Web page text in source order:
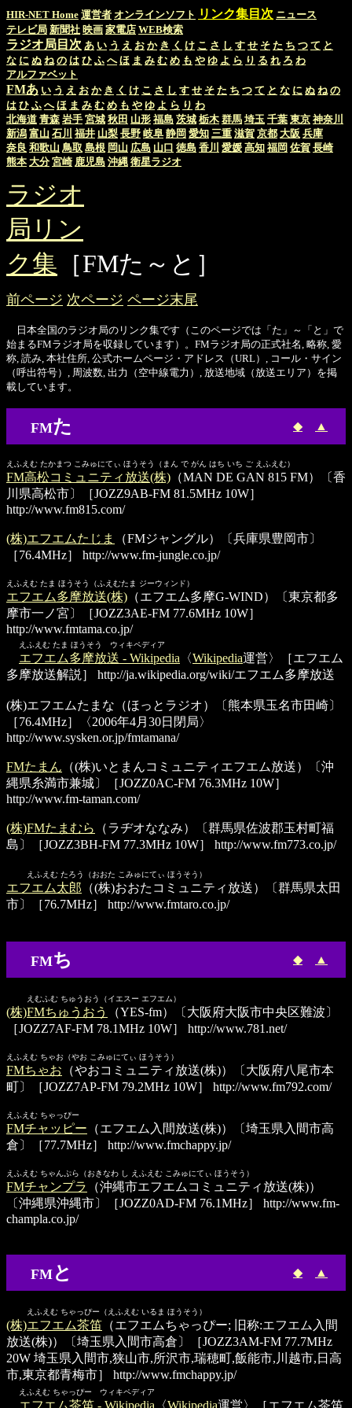
HIR-NET Home 運営者 オンラインソフト リンク集目次 ニュース
テレビ局 新聞社 映画 家電店 WEB検索
ラジオ局目次 あ い う え お か き く け こ さ し す せ そ た ち つ て と
な に ぬ ね の は ひ ふ へ ほ ま み む め も や ゆ よ ら り る れ ろ わ
アルファベット
FMあ い う え お か き く け こ さ し す せ そ た ち つ て と な に ぬ ね の
は ひ ふ へ ほ ま み む め も や ゆ よ ら り わ
北海道 青森 岩手 宮城 秋田 山形 福島 茨城 栃木 群馬 埼玉 千葉 東京 神奈川
新潟 富山 石川 福井 山梨 長野 岐阜 静岡 愛知 三重 滋賀 京都 大阪 兵庫
奈良 和歌山 鳥取 島根 岡山 広島 山口 徳島 香川 愛媛 高知 福岡 佐賀 長崎
熊本 大分 宮崎 鹿児島 沖縄 衛星ラジオ
ラジオ
局リン
ク集 ［FMた～と］
前ページ 次ページ ページ末尾
日本全国のラジオ局のリンク集です（このページでは「た」～「と」で
始まるFMラジオ局を収録しています）。FMラジオ局の正式社名, 略称, 愛
称, 読み, 本社住所, 公式ホームページ・アドレス（URL）, コール・サイン
（呼出符号）, 周波数, 出力（空中線電力）, 放送地域（放送エリア）を掲
載しています。
FMた ◆ ▲
えふえむ たかまつ こみゅにてぃ ほうそう（まん で がん はち いち ご えふえむ）
FM高松コミュニティ放送(株) （MAN DE GAN 815 FM）〔香
川県高松市〕［JOZZ9AB-FM 81.5MHz 10W］
http://www.fm815.com/
(株)エフエムたじま
（FMジャングル）〔兵庫県豊岡市〕
［76.4MHz］
http://www.fm-jungle.co.jp/
えふえむ たま ほうそう（ふえむたま ジーウィンド）
エフエム多摩放送(株) （エフエム多摩G-WIND）〔東京都多
摩市一ノ宮〕［JOZZ3AE-FM 77.6MHz 10W］
http://www.fmtama.co.jp/
えふえむ たま ほうそう ウィキペディア
エフエム多摩放送 - Wikipedia 〈Wikipedia運営〉［エフエム
多摩放送解説］
http://ja.wikipedia.org/wiki/エフエム多摩放送
(株)エフエムたまな （ほっとラジオ）〔熊本県玉名市田崎〕
［76.4MHz］〈2006年4月30日閉局〉
http://www.sysken.or.jp/fmtamana/
FMたまん （(株)いとまんコミュニティエフエム放送）〔沖
縄県糸満市兼城〕［JOZZ0AC-FM 76.3MHz 10W］
http://www.fm-taman.com/
(株)FMたまむら
（ラヂオななみ）〔群馬県佐波郡玉村町福
島〕［JOZZ3BH-FM 77.3MHz 10W］
http://www.fm773.co.jp/
えふえむ たろう（おおた こみゅにてぃ ほうそう）
エフエム太郎 （(株)おおたコミュニティ放送）〔群馬県太田
市〕［76.7MHz］
http://www.fmtaro.co.jp/
FMち ◆ ▲
えむふむ ちゅうおう（イエスー エフエム）
(株)FMちゅうおう
（YES-fm）〔大阪府大阪市中央区難波〕
［JOZZ7AF-FM 78.1MHz 10W］
http://www.781.net/
えふえむ ちゃお（やお こみゅにてぃ ほうそう）
FMちゃお （やおコミュニティ放送(株)）〔大阪府八尾市本
町〕［JOZZ7AP-FM 79.2MHz 10W］
http://www.fm792.com/
えふえむ ちゃっぴー
FMチャッピー （エフエム入間放送(株)）〔埼玉県入間市高
倉〕［77.7MHz］
http://www.fmchappy.jp/
えふえむ ちゃんぷら（おきなわ し えふえむ こみゅにてぃ ほうそう）
FMチャンプラ
（沖縄市エフエムコミュニティ放送(株)）
〔沖縄県沖縄市〕［JOZZ0AD-FM 76.1MHz］
http://www.fm-
champla.co.jp/
FM と ◆ ▲
えふえむ ちゃっぴー（えふえむ いるま ほうそう）
(株)エフエム茶笛 （エフエムちゃっぴー; 旧称:エフエム入間
放送(株)）〔埼玉県入間市高倉〕［JOZZ3AM-FM 77.7MHz
20W 埼玉県入間市,狭山市,所沢市,瑞穂町,飯能市,川越市,日高
市,東京都青梅市］
http://www.fmchappy.jp/
えふえむ ちゃっぴー ウィキペディア
エフエム茶笛 - Wikipedia 〈Wikipedia運営〉［エフエム茶笛